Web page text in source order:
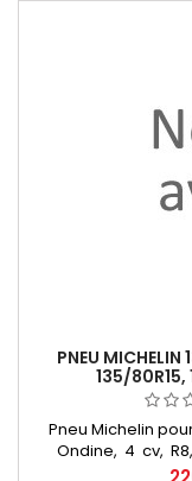
PNEU MICHELIN
135/80R15,
Pneu Michelin
Ondine, 4 cv,
monter